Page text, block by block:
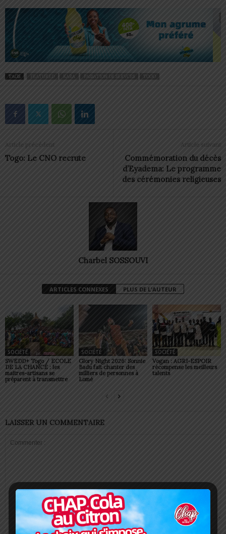
TAGS FEATURED KARA PASSATION DE SERVCES TOGO
Article précédent
Togo: Le CNO recrute
Article suivant
Commémoration du décès
d’Eyadema: Le programme
des cérémonies religieuses
Charbel SOSSOUVI
ARTICLES CONNEXES PLUS DE L'AUTEUR
SOCIÉTÉ
SWEDD+ Togo / ECOLE
DE LA CHANCE : les
maitres-artisans se
préparent à transmettre
SOCIÉTÉ
Glory Night 2026: Sonnie
Badu fait chanter des
milliers de personnes à
Lomé
SOCIÉTÉ
Vogan : AGRI-ESPOIR
récompense les meilleurs
talents
LAISSER UN COMMENTAIRE